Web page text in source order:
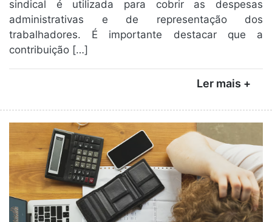
sindical é utilizada para cobrir as despesas
administrativas e de representação dos
trabalhadores. É importante destacar que a
contribuição […]
Ler mais +